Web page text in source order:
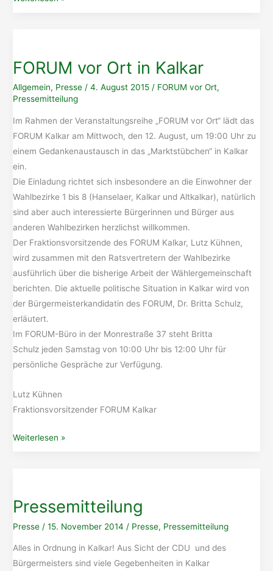
FORUM vor Ort in Kalkar
Allgemein, Presse /4. August 2015/ FORUM vor Ort,
Pressemitteilung
Im Rahmen der Veranstaltungsreihe „FORUM vor Ort“ lädt das
FORUM Kalkar am Mittwoch, den 12. August, um 19:00 Uhr zu
einem Gedankenaustausch in das „Marktstübchen“ in Kalkar
ein.
Die Einladung richtet sich insbesondere an die Einwohner der
Wahlbezirke 1 bis 8 (Hanselaer, Kalkar und Altkalkar), natürlich
sind aber auch interessierte Bürgerinnen und Bürger aus
anderen Wahlbezirken herzlichst willkommen.
Der Fraktionsvorsitzende des FORUM Kalkar, Lutz Kühnen,
wird zusammen mit den Ratsvertretern der Wahlbezirke
ausführlich über die bisherige Arbeit der Wählergemeinschaft
berichten. Die aktuelle politische Situation in Kalkar wird von
der Bürgermeisterkandidatin des FORUM, Dr. Britta Schulz,
erläutert.
Im FORUM-Büro in der Monrestraße 37 steht Britta
Schulz jeden Samstag von 10:00 Uhr bis 12:00 Uhr für
persönliche Gespräche zur Verfügung.
Lutz Kühnen
Fraktionsvorsitzender FORUM Kalkar
FORUM
Weiterlesen »
Pressemitteilung
Presse /15. November 2014 / Presse, Pressemitteilung
Alles in Ordnung in Kalkar! Aus Sicht der CDU und des
Bürgermeisters sind viele Gegebenheiten in Kalkar